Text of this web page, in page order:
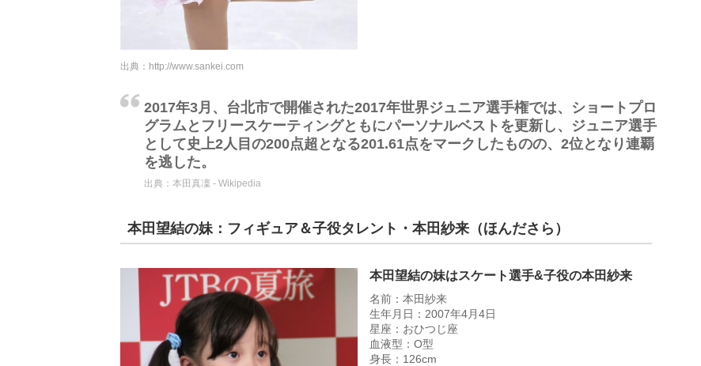
出典： http://www.sankei.com
2017年3月、台北市で開催された2017年世界ジュニア選手権では、ショートプロ
グラムとフリースケーティングともにパーソナルベストを更新し、ジュニア選手
として史上2人目の200点超となる201.61点をマークしたものの、2位となり連覇
を逃した。
出典： 本田真凜 - Wikipedia
本田望結の妹：フィギュア＆子役タレント・本田紗来（ほんださら）
本田望結の妹はスケート選手&子役の本田紗来
名前：本田紗来
生年月日：2007年4月4日
星座：おひつじ座
血液型：O型
身長：126cm